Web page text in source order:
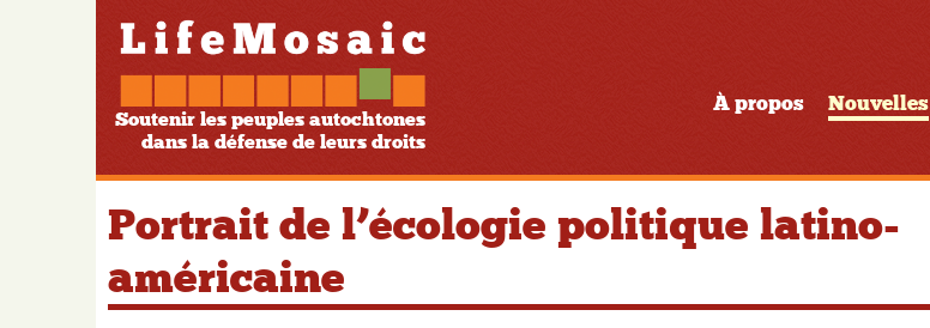
Soutenir les peuples autochtones
dans la défense de leurs droits
À propos Nouvelles
Portrait de l’écologie politique latino-
américaine